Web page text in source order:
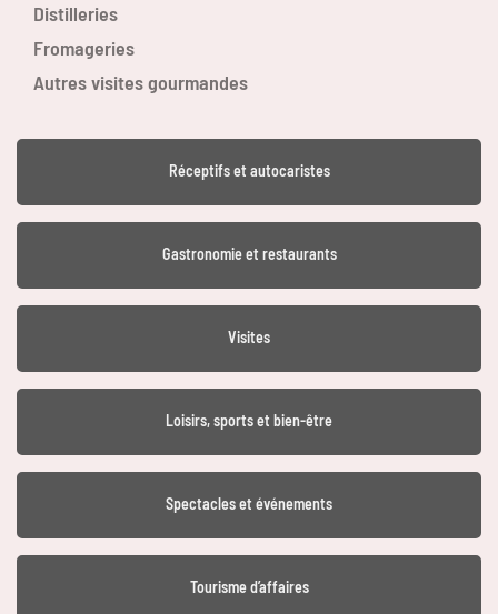
Distilleries
Fromageries
Autres visites gourmandes
Réceptifs et autocaristes
Gastronomie et restaurants
Visites
Loisirs, sports et bien-être
Spectacles et événements
Tourisme d’affaires